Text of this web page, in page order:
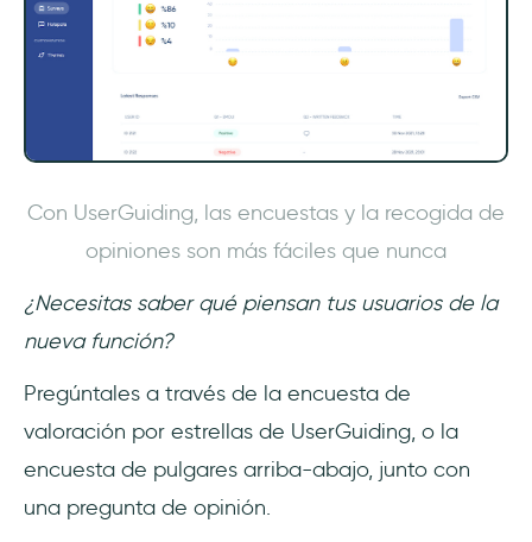
Con UserGuiding, las encuestas y la recogida de
opiniones son más fáciles que nunca
¿Necesitas saber qué piensan tus usuarios de la
nueva función?
Pregúntales a través de la encuesta de
valoración por estrellas de UserGuiding, o la
encuesta de pulgares arriba-abajo, junto con
una pregunta de opinión.